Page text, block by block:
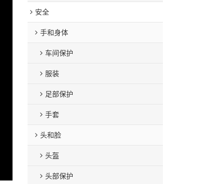
安全
手和身体
车间保护
服装
足部保护
手套
头和脸
头盔
头部保护